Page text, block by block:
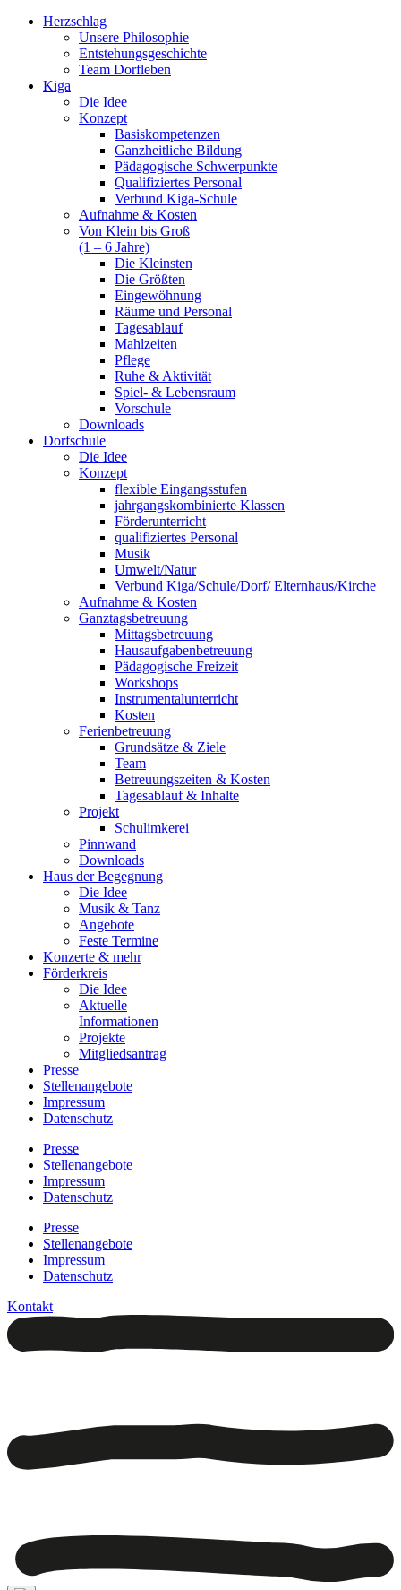
Herzschlag
Unsere Philosophie
Entstehungsgeschichte
Team Dorfleben
Kiga
Die Idee
Konzept
Basiskompetenzen
Ganzheitliche Bildung
Pädagogische Schwerpunkte
Qualifiziertes Personal
Verbund Kiga-Schule
Aufnahme & Kosten
Von Klein bis Groß
(1 – 6 Jahre)
Die Kleinsten
Die Größten
Eingewöhnung
Räume und Personal
Tagesablauf
Mahlzeiten
Pflege
Ruhe & Aktivität
Spiel- & Lebensraum
Vorschule
Downloads
Dorfschule
Die Idee
Konzept
flexible Eingangsstufen
jahrgangskombinierte Klassen
Förderunterricht
qualifiziertes Personal
Musik
Umwelt/Natur
Verbund Kiga/Schule/Dorf/ Elternhaus/Kirche
Aufnahme & Kosten
Ganztagsbetreuung
Mittagsbetreuung
Hausaufgabenbetreuung
Pädagogische Freizeit
Workshops
Instrumentalunterricht
Kosten
Ferienbetreuung
Grundsätze & Ziele
Team
Betreuungszeiten & Kosten
Tagesablauf & Inhalte
Projekt
Schulimkerei
Pinnwand
Downloads
Haus der Begegnung
Die Idee
Musik & Tanz
Angebote
Feste Termine
Konzerte & mehr
Förderkreis
Die Idee
Aktuelle
Informationen
Projekte
Mitgliedsantrag
Presse
Stellenangebote
Impressum
Datenschutz
Presse
Stellenangebote
Impressum
Datenschutz
Presse
Stellenangebote
Impressum
Datenschutz
Kontakt